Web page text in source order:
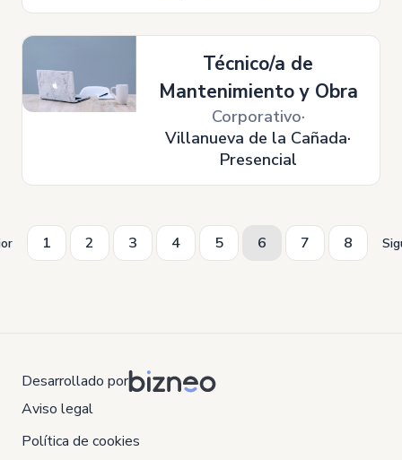
Técnico/a de
Mantenimiento y Obra
Corporativo
Villanueva de la Cañada
Presencial
1 2 3 4 5 6 7 8
Desarrollado por
Aviso legal
Política de cookies